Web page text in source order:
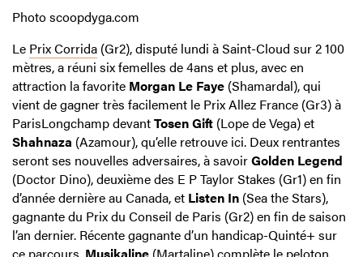
Photo scoopdyga.com
Le Prix Corrida (Gr2), disputé lundi à Saint-Cloud sur 2 100
mètres, a réuni six femelles de 4ans et plus, avec en
attraction la favorite Morgan Le Faye (Shamardal), qui
vient de gagner très facilement le Prix Allez France (Gr3) à
ParisLongchamp devantTosen Gift (Lope de Vega) et
Shahnaza (Azamour), qu’elle retrouve ici. Deux rentrantes
seront ses nouvelles adversaires, à savoirGolden Legend
(Doctor Dino), deuxième des E P Taylor Stakes (Gr1) en fin
d’année dernière au Canada, et Listen In (Sea the Stars),
gagnante du Prix du Conseil de Paris (Gr2) en fin de saison
l’an dernier. Récente gagnante d’un handicap-Quinté+ sur